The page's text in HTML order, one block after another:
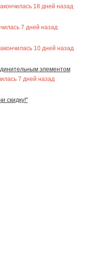
18 дней назад
7 дней назад
10 дней назад
элементом
7 дней назад
скидку!"